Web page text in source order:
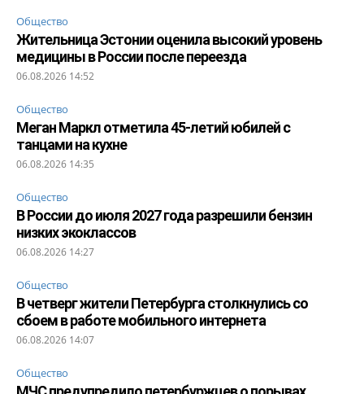
Общество
Жительница Эстонии оценила высокий уровень
медицины в России после переезда
06.08.2026 14:52
Общество
Меган Маркл отметила 45-летий юбилей с
танцами на кухне
06.08.2026 14:35
Общество
В России до июля 2027 года разрешили бензин
низких экоклассов
06.08.2026 14:27
Общество
В четверг жители Петербурга столкнулись со
сбоем в работе мобильного интернета
06.08.2026 14:07
Общество